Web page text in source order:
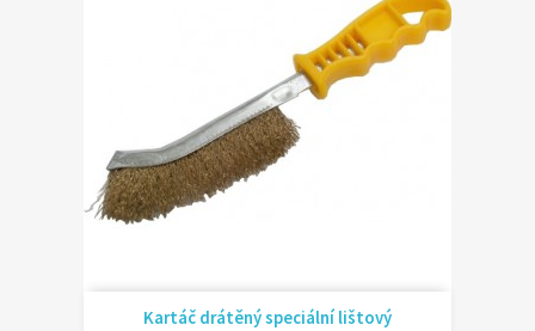
Kartáč drátěný speciální lištový